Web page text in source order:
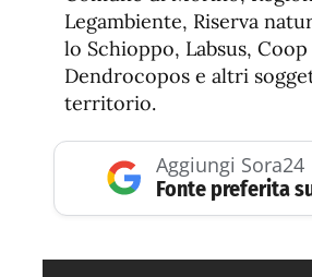
Legambiente, Riserva
lo Schioppo, Labsus,
Dendrocopos e altri
territorio.
Aggiungi Sora24
Fonte preferita